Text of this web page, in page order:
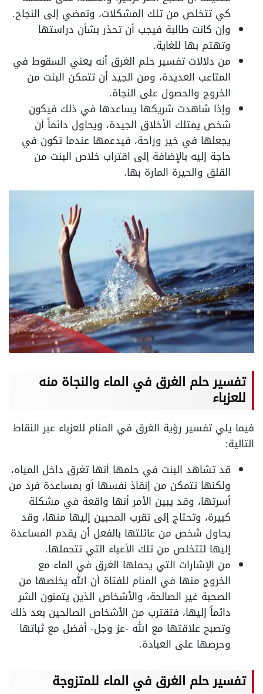
كي تتخلص من تلك المشكلات، وتمضي إلى النجاح.
وإن كانت طالبة فيجب أن تحذر بشأن دراستها
وتهتم بها للغاية.
من دلالات تفسير حلم الغرق أنه يعني السقوط في
المتاعب العديدة، ومن الجيد أن تتمكن البنت من
الخروج والحصول على النجاة.
وإذا شاهدت شريكها يساعدها في ذلك فيكون
شخص يمتلك الأخلاق الجيدة، ويحاول دائماً أن
يجعلها في خير وراحة، فيدعمها عندما تكون في
حاجة إليه بالإضافة إلى اقتراب خلاص البنت من
القلق والحيرة المارة بها.
تفسير حلم الغرق في الماء والنجاة منه
للعزباء
فيما يلي تفسير رؤية الغرق في المنام للعزباء عبر النقاط
التالية:
قد تشاهد البنت في حلمها أنها تغرق داخل المياه،
ولكنها تتمكن من إنقاذ نفسها أو بمساعدة فرد من
أسرتها، وقد يبين الأمر أنها واقعة في مشكلة
كبيرة، وتحتاج إلى تقرب المحبين إليها منها، وقد
يحاول شخص من عائلتها بالفعل أن يقدم المساعدة
إليها لتتخلص من تلك الأعباء التي تتحملها.
من الإشارات التي يحملها الغرق في الماء مع
الخروج منها في المنام للفتاة أن الله يخلصها من
الصحبة غير الصالحة، والأشخاص الذين يتمنون الشر
دائماً إليها، فتقترب من الأشخاص الصالحين بعد ذلك
وتصبح علاقتها مع الله -عز وجل- أفضل مع ثباتها
وحرصها على العبادة.
تفسير حلم الغرق في الماء للمتزوجة